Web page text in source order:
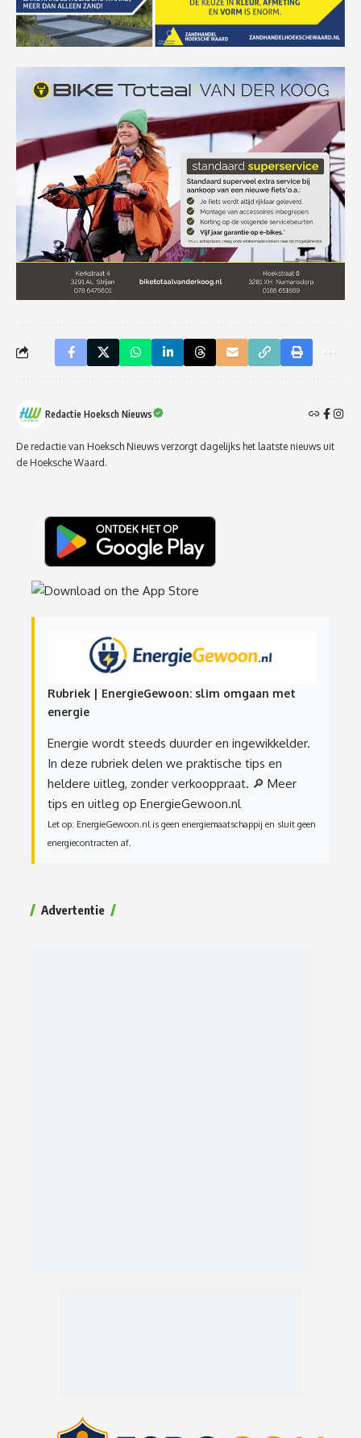
Redactie Hoeksch Nieuws
De redactie van Hoeksch Nieuws verzorgt dagelijks het laatste nieuws uit
de Hoeksche Waard.
Rubriek | EnergieGewoon: slim omgaan met
energie
Energie wordt steeds duurder en ingewikkelder.
In deze rubriek delen we praktische tips en
heldere uitleg, zonder verkooppraat. 🔎 Meer
tips en uitleg op EnergieGewoon.nl
Let op: EnergieGewoon.nl is geen energiemaatschappij en sluit geen
energiecontracten af.
Advertentie